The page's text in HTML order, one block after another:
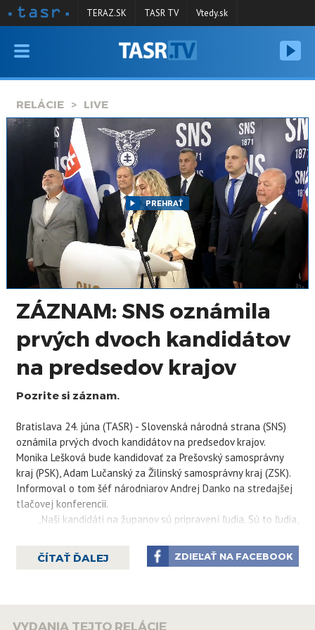
VYSIELANIE
SPRAVODAJSTVO
KONTAKT
ARCHÍV
TERAZ.SK TASR TV Vtedy.sk
RELÁCIE LIVE
PREHRAŤ
ZÁZNAM: SNS oznámila
prvých dvoch kandidátov
na predsedov krajov
Pozrite si záznam.
Bratislava 24. júna (TASR) - Slovenská národná strana (SNS)
oznámila prvých dvoch kandidátov na predsedov krajov.
Monika Lešková bude kandidovať za Prešovský samosprávny
kraj (PSK), Adam Lučanský za Žilinský samosprávny kraj (ZSK).
Informoval o tom šéf národniarov Andrej Danko na stredajšej
tlačovej konferencii.
„Naši kandidáti na županov sú pripravení ľudia. Sú to ľudia,
SNS zároveň podotkol, že o možných kandidátoch za Smer-SD
alebo Hlas-SD v týchto krajoch nevie. Žiada tak o podporu
ČÍTAŤ ĎALEJ ZDIEĽAŤ NA FACEBOOK
VYDANIA TEJTO RELÁCIE